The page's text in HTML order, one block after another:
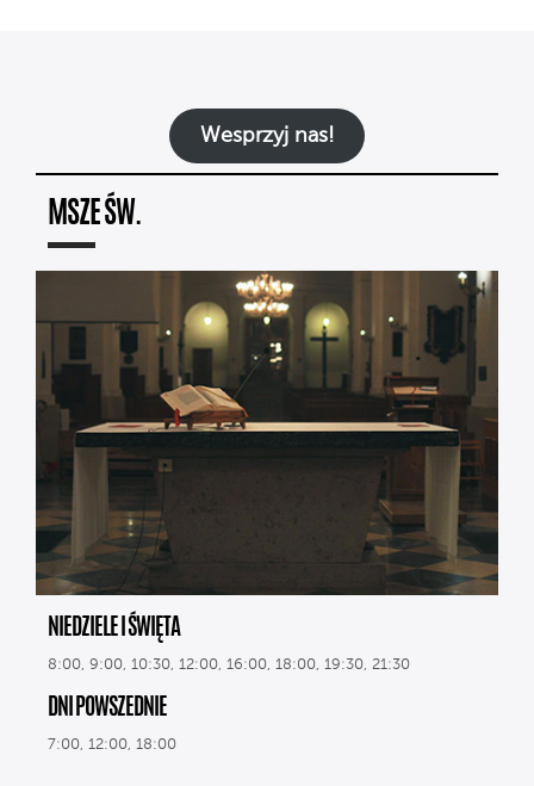
Wesprzyj nas!
MSZE ŚW.
NIEDZIELE I ŚWIĘTA
8:00, 9:00, 10:30, 12:00, 16:00, 18:00, 19:30, 21:30
DNI POWSZEDNIE
7:00, 12:00, 18:00